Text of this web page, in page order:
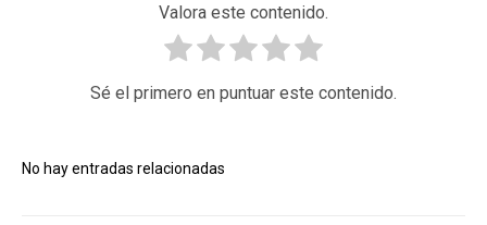
Valora este contenido.
Sé el primero en puntuar este contenido.
No hay entradas relacionadas